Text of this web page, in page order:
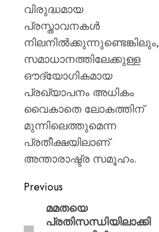
വിരുദ്ധമായ
പ്രസ്താവനകൾ
നിലനിൽക്കുന്നുണ്ടെങ്കിലും,
സമാധാനത്തിലേക്കുള്ള
ഔദ്യോഗികമായ
പ്രഖ്യാപനം അധികം
വൈകാതെ ലോകത്തിന്
മുന്നിലെത്തുമെന്ന
പ്രതീക്ഷയിലാണ്
അന്താരാഷ്ട്ര സമൂഹം.
Previous
മമതയെ
പ്രതിസന്ധിയിലാക്കി